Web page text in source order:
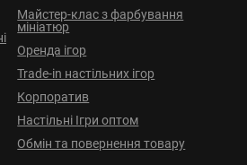
Майстер-клас з фарбування
мініатюр
Оренда ігор
Trade-in настільних ігор
Корпоратив
Настільні Ігри оптом
Обмін та повернення товару